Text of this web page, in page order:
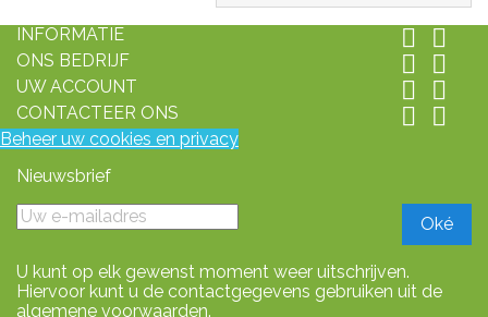
INFORMATIE  
ONS BEDRIJF  
UW ACCOUNT  
CONTACTEER ONS  
Beheer uw cookies en privacy
Nieuwsbrief
U kunt op elk gewenst moment weer uitschrijven.
Hiervoor kunt u de contactgegevens gebruiken uit de
algemene voorwaarden.